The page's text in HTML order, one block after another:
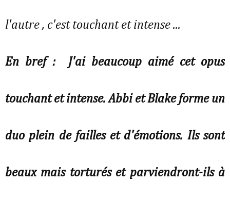
l'autre , c'est touchant et intense ...
En bref : J'ai beaucoup aimé cet opus
touchant et intense. Abbi et Blake forme un
duo plein de failles et d'émotions. Ils sont
beaux mais torturés et parviendront-ils à